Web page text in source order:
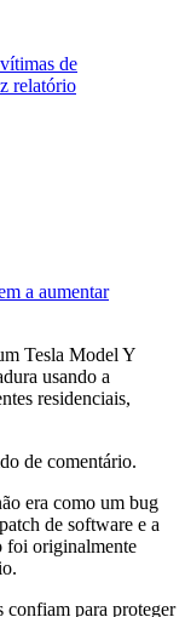
de
relatório
a aumentar
Tesla Model Y
usando a
residenciais,
de comentário.
era como um bug
de software e a
foi originalmente
confiam para proteger